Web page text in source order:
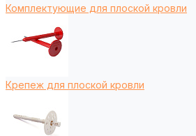
Комплектующие для плоской кровли
Крепеж для плоской кровли